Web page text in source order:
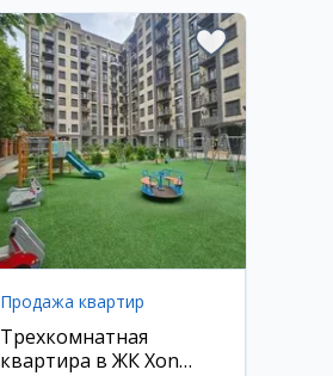
Продажа квартир
Трехкомнатная
квартира в ЖК Xon